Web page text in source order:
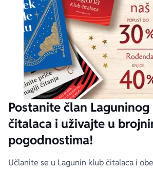
Postanite član
čitalaca i uživajte u
pogodnostima!
Učlanite se u Lagunin klub čitalaca i